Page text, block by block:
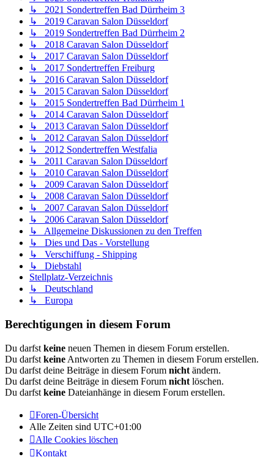
↳ 2021 Sondertreffen Bad Dürrheim 3
↳ 2019 Caravan Salon Düsseldorf
↳ 2019 Sondertreffen Bad Dürrheim 2
↳ 2018 Caravan Salon Düsseldorf
↳ 2017 Caravan Salon Düsseldorf
↳ 2017 Sondertreffen Freiburg
↳ 2016 Caravan Salon Düsseldorf
↳ 2015 Caravan Salon Düsseldorf
↳ 2015 Sondertreffen Bad Dürrheim 1
↳ 2014 Caravan Salon Düsseldorf
↳ 2013 Caravan Salon Düsseldorf
↳ 2012 Caravan Salon Düsseldorf
↳ 2012 Sondertreffen Westfalia
↳ 2011 Caravan Salon Düsseldorf
↳ 2010 Caravan Salon Düsseldorf
↳ 2009 Caravan Salon Düsseldorf
↳ 2008 Caravan Salon Düsseldorf
↳ 2007 Caravan Salon Düsseldorf
↳ 2006 Caravan Salon Düsseldorf
↳ Allgemeine Diskussionen zu den Treffen
↳ Dies und Das - Vorstellung
↳ Verschiffung - Shipping
↳ Diebstahl
Stellplatz-Verzeichnis
↳ Deutschland
↳ Europa
Berechtigungen in diesem Forum
Du darfst keine neuen Themen in diesem Forum erstellen.
Du darfst keine Antworten zu Themen in diesem Forum erstellen.
Du darfst deine Beiträge in diesem Forum nicht ändern.
Du darfst deine Beiträge in diesem Forum nicht löschen.
Du darfst keine Dateianhänge in diesem Forum erstellen.
Foren-Übersicht
Alle Zeiten sind UTC+01:00
Alle Cookies löschen
Kontakt